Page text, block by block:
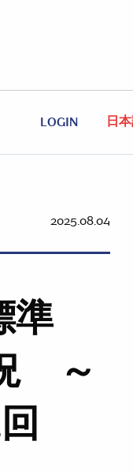
LOGIN 日
2025.08.04
準
～